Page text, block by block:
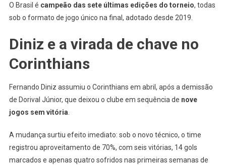
O Brasil é campeão das sete últimas edições do torneio, todas
sob o formato de jogo único na final, adotado desde 2019.
Diniz e a virada de chave no
Corinthians
Fernando Diniz assumiu o Corinthians em abril, após a demissão
de Dorival Júnior, que deixou o clube em sequência de nove
jogos sem vitória
A mudança surtiu efeito imediato: sob o novo técnico, o time
registrou aproveitamento de 70%, com seis vitórias, 14 gols
marcados e apenas quatro sofridos nas primeiras semanas de